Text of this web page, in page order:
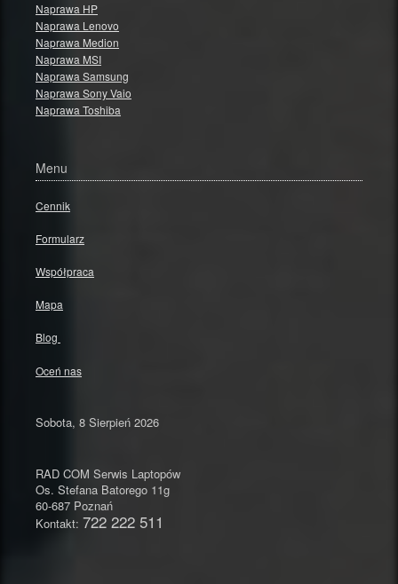
Naprawa HP
Naprawa Lenovo
Naprawa Medion
Naprawa MSI
Naprawa Samsung
Naprawa Sony Vaio
Naprawa Toshiba
Menu
Cennik
Formularz
Współpraca
Mapa
Blog
Oceń nas
Sobota, 8 Sierpień 2026
RAD COM Serwis Laptopów
Os. Stefana Batorego 11g
60-687 Poznań
Kontakt: 722 222 511